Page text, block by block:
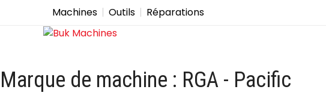
Machines Outils Réparations
Marque de machine : RGA - Pacific